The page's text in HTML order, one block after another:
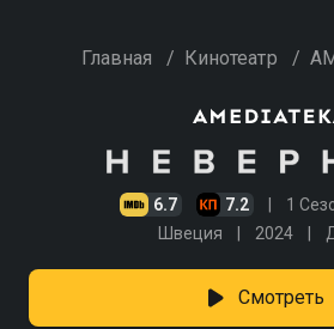
Главная / Кинотеатр /
6.7 7.2 1
Швеция 2024
Смотреть